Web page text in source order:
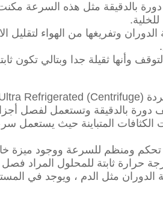
سرعتها عالية تصل إلى 51 ألف دورة بالدقيقة مثل هذه
وتفريغها من الهواء لتقليل
وأنها ثقيلة جدا وبتالي تكون
هذه الأجهزة تتراوح من 50 إلى 75 ألف دورة بالدقيقة وتستعمل
الكثافات المتباينة حيث يستعمل
تحكم ومنظم للسرعة ووجود ميزة
حرارة ثابتة للمحلول المراد فصل
الدوران مثل الدم ، ويوجد في